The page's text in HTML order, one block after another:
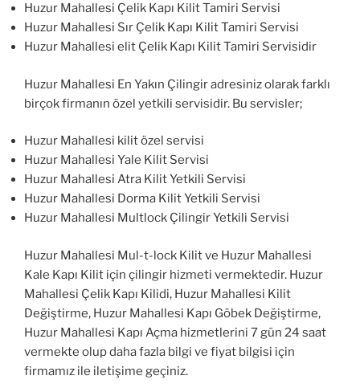
Huzur Mahallesi Çelik Kapı Kilit Tamiri Servisi
Huzur Mahallesi Sır Çelik Kapı Kilit Tamiri Servisi
Huzur Mahallesi elit Çelik Kapı Kilit Tamiri Servisidir
Huzur Mahallesi En Yakın Çilingir adresiniz olarak farklı
birçok firmanın özel yetkili servisidir. Bu servisler;
Huzur Mahallesi kilit özel servisi
Huzur Mahallesi Yale Kilit Servisi
Huzur Mahallesi Atra Kilit Yetkili Servisi
Huzur Mahallesi Dorma Kilit Yetkili Servisi
Huzur Mahallesi Multlock Çilingir Yetkili Servisi
Huzur Mahallesi Mul-t-lock Kilit ve Huzur Mahallesi
Kale Kapı Kilit için çilingir hizmeti vermektedir. Huzur
Mahallesi Çelik Kapı Kilidi, Huzur Mahallesi Kilit
Değiştirme, Huzur Mahallesi Kapı Göbek Değiştirme,
Huzur Mahallesi Kapı Açma hizmetlerini 7 gün 24 saat
vermekte olup daha fazla bilgi ve fiyat bilgisi için
firmamız ile iletişime geçiniz.